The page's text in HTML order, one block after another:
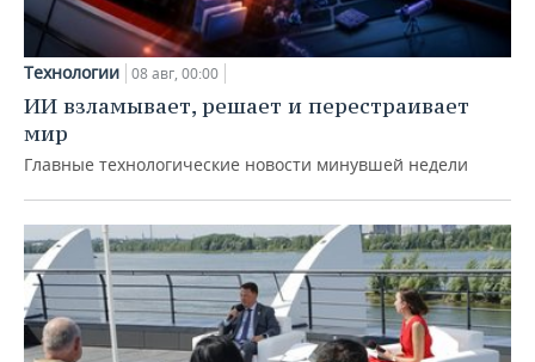
Технологии 08 авг, 00:00
ИИ взламывает, решает и перестраивает
мир
Главные технологические новости минувшей недели